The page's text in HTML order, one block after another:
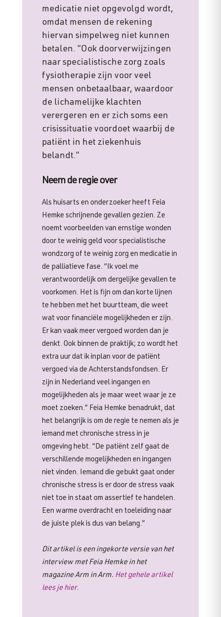
medicatie niet opgevolgd wordt,
omdat mensen de rekening
hiervan simpelweg niet kunnen
betalen. “Ook doorverwijzingen
naar specialistische zorg zoals
fysiotherapie zijn voor veel
mensen onbetaalbaar, waardoor
de lichamelijke klachten
verergeren en er zich soms een
crisissituatie voordoet waarbij de
patiënt in het ziekenhuis
belandt.”
Neem de regie over
Als huisarts en onderzoeker heeft Feia
Hemke schrijnende gevallen gezien. Ze
noemt voorbeelden van ernstige wonden
door te weinig geld voor specialistische
wondzorg of te weinig zorg en medicatie in
de palliatieve fase. “Ik voel me
verantwoordelijk om dergelijke gevallen te
voorkomen. Het is fijn om dan korte lijnen
te hebben met het buurtteam, die weet
wat voor financiële mogelijkheden er zijn.
Er kan vaak meer vergoed worden dan je
denkt. Ook binnen de praktijk; zo wordt het
extra uur dat ik inplan voor de patiënt
vergoed via de Achterstandsfondsen. Er
zijn in Nederland veel ingangen en
mogelijkheden als je maar weet waar je ze
moet zoeken.” Feia Hemke benadrukt, dat
het belangrijk is om de regie te nemen als je
iemand met chronische stress in je
omgeving hebt. “De patiënt zelf gaat de
verschillende mogelijkheden en ingangen
niet vinden. Iemand die gebukt gaat onder
chronische stress is er door de stress vaak
niet toe in staat om assertief te handelen.
Een warme overdracht en toeleiding naar
de juiste plek is dus van belang.”
Dit artikel is een ingekorte versie van het
interview met Feia Hemke in het
magazine Arm in Arm. Het gehele artikel
lees je hier.